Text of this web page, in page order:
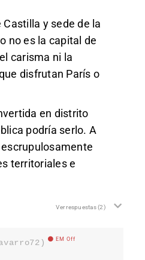
y sede de la
no es la capital de
carisma ni la
disfrutan París o
en distrito
podría serlo. A
territoriales e
Ver respuestas(2)
EM Off